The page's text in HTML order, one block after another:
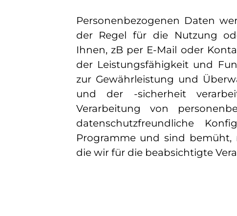
Personenbezogenen Daten
der Regel für die Nutzung
Ihnen, zB per E-Mail oder
der Leistungsfähigkeit und
zur Gewährleistung und
und der -sicherheit
Verarbeitung von
datenschutzfreundliche
Programme und sind
die wir für die beabsichtigte